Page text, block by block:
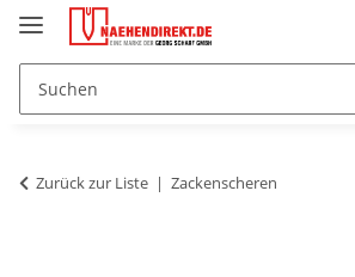
Zurück zur Liste Zackenscheren